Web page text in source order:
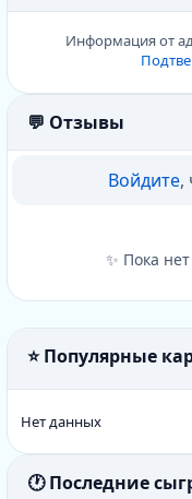
Информация от
💬 Отзывы
Войдите,
✨ Пока
⭐ Популярные
Нет данных
🕐 Последние